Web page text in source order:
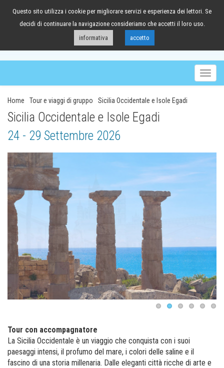
041/98.63.88
Home Tour e viaggi di gruppo Sicilia Occidentale e Isole Egadi
Sicilia Occidentale e Isole Egadi
24 - 29 Settembre 2026
Tour con accompagnatore
La Sicilia Occidentale è un viaggio che conquista con i suoi
paesaggi intensi, il profumo del mare, i colori delle saline e il
fascino di una storia millenaria. Dalle eleganti città ricche di arte e
Questo sito utilizza i cookie per migliorare servizi e esperienza dei lettori. Se
decidi di continuare la navigazione consideriamo che accetti il loro uso.
informativa
accetto